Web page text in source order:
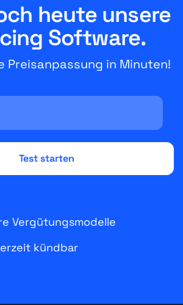
heute unsere
Software.
Preisanpassung in Minuten!
Vergütungsmodelle
kündbar